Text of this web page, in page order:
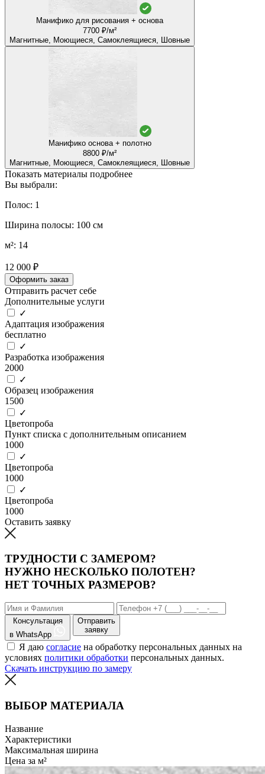
Манифико для рисования + основа
7700 ₽/м²
Магнитные, Моющиеся, Самоклеящиеся, Шовные
Манифико основа + полотно
8800 ₽/м²
Магнитные, Моющиеся, Самоклеящиеся, Шовные
Показать материалы подробнее
Вы выбрали:
Полос: 1
Ширина полосы: 100 см
м²: 14
12 000 ₽
Оформить заказ
Отправить расчет себе
Дополнительные услуги
✓
Адаптация изображения
бесплатно
✓
Разработка изображения
2000
✓
Образец изображения
1500
✓
Цветопроба
Пункт списка с дополнительным описанием
1000
✓
Цветопроба
1000
✓
Цветопроба
1000
Оставить заявку
ТРУДНОСТИ С ЗАМЕРОМ?
НУЖНО НЕСКОЛЬКО ПОЛОТЕН?
НЕТ ТОЧНЫХ РАЗМЕРОВ?
Консультация
в WhatsApp
Отправить
заявку
Я даю согласие на обработку персональных данных на
условиях политики обработки персональных данных.
Скачать инструкцию по замеру
ВЫБОР МАТЕРИАЛА
Название
Характеристики
Максимальная ширина
Цена за м²